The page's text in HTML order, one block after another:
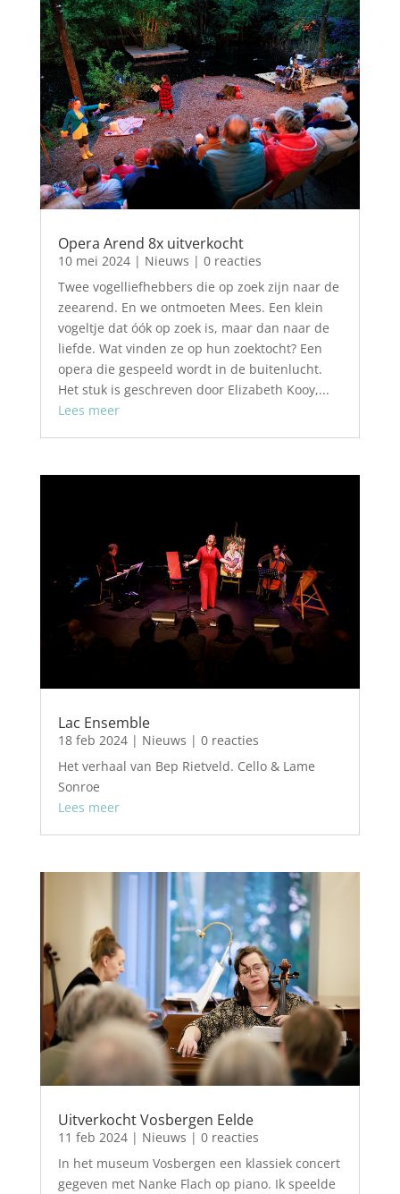
Opera Arend 8x uitverkocht
10 mei 2024| Nieuws | 0 reacties
Twee vogelliefhebbers die op zoek zijn naar de
zeearend. En we ontmoeten Mees. Een klein
vogeltje dat óók op zoek is, maar dan naar de
liefde. Wat vinden ze op hun zoektocht? Een
opera die gespeeld wordt in de buitenlucht.
Het stuk is geschreven door Elizabeth Kooy,...
Lees meer
Lac Ensemble
18 feb 2024| Nieuws | 0 reacties
Het verhaal van Bep Rietveld. Cello & Lame
Sonroe
Lees meer
Uitverkocht Vosbergen Eelde
11 feb 2024| Nieuws | 0 reacties
In het museum Vosbergen een klassiek concert
gegeven met Nanke Flach op piano. Ik speelde